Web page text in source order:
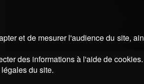
et de mesurer l'audience du site,
des informations à l'aide de cookies.
du site.